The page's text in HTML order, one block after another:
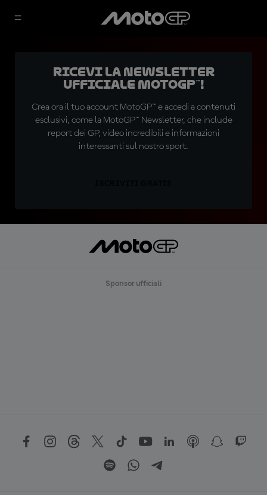
Ricevi la newsletter
ufficiale MotoGP™!
Crea ora il tuo account MotoGP™ e accedi a contenuti
esclusivi, come la MotoGP™ Newsletter, che include
report dei GP, video incredibili e informazioni
interessanti sul nostro sport.
Sponsor ufficiali